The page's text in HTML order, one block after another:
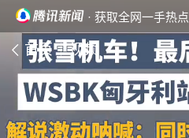
· 获取全网一手热点
首页 视频